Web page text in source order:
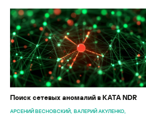
Поиск сетевых аномалий в KATA NDR
АРСЕНИЙ ВЕСНОВСКИЙ ВАЛЕРИЙ АКУЛЕНКО